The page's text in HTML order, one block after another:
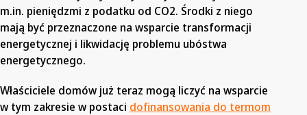
m.in. pieniędzmi z podatku od CO2. Środki z niego
mają być przeznaczone na wsparcie transformacji
energetycznej i likwidację problemu ubóstwa
energetycznego.
Właściciele domów już teraz mogą liczyć na wsparcie
w tym zakresie w postaci dofinansowania do termom